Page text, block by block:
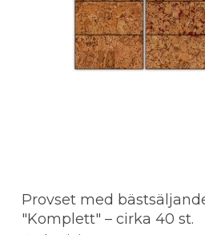
Provset med
"Komplett" – cirka 40 st.